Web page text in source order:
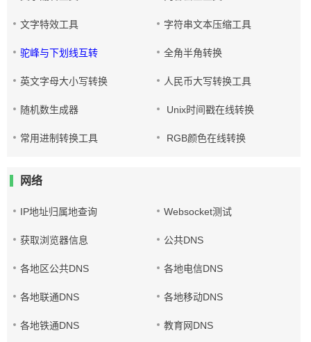
文字特效工具 字符串文本压缩工具
驼峰与下划线互转 全角半角转换
英文字母大小写转换 人民币大写转换工具
随机数生成器 Unix时间戳在线转换
常用进制转换工具 RGB颜色在线转换
网络
IP地址归属地查询 Websocket测试
获取浏览器信息 公共DNS
各地区公共DNS 各地电信DNS
各地联通DNS 各地移动DNS
各地铁通DNS 教育网DNS